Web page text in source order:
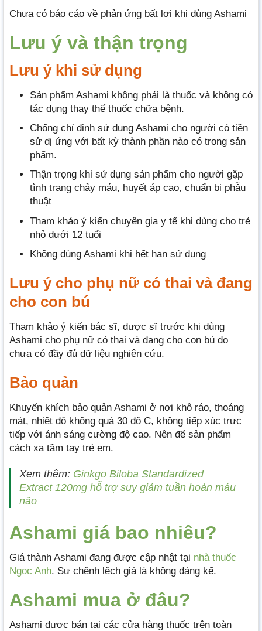
Chưa có báo cáo về phản ứng bất lợi khi dùng Ashami
Lưu ý và thận trọng
Lưu ý khi sử dụng
Sản phẩm Ashami không phải là thuốc và không có
tác dụng thay thế thuốc chữa bệnh.
Chống chỉ định sử dụng Ashami cho người có tiền
sử dị ứng với bất kỳ thành phần nào có trong sản
phẩm.
Thận trọng khi sử dụng sản phẩm cho người gặp
tình trạng chảy máu, huyết áp cao, chuẩn bị phẫu
thuật
Tham khảo ý kiến chuyên gia y tế khi dùng cho trẻ
nhỏ dưới 12 tuổi
Không dùng Ashami khi hết hạn sử dụng
Lưu ý cho phụ nữ có thai và đang
cho con bú
Tham khảo ý kiến bác sĩ, dược sĩ trước khi dùng
Ashami cho phụ nữ có thai và đang cho con bú do
chưa có đầy đủ dữ liệu nghiên cứu.
Bảo quản
Khuyến khích bảo quản Ashami ở nơi khô ráo, thoáng
mát, nhiệt độ không quá 30 độ C, không tiếp xúc trực
tiếp với ánh sáng cường độ cao. Nên để sản phẩm
cách xa tầm tay trẻ em.
Xem thêm: Ginkgo Biloba Standardized
Extract 120mg hỗ trợ suy giảm tuần hoàn máu
não
Ashami giá bao nhiêu?
Giá thành Ashami đang được cập nhật tại nhà thuốc
Ngọc Anh. Sự chênh lệch giá là không đáng kể.
Ashami mua ở đâu?
Ashami được bán tại các cửa hàng thuốc trên toàn